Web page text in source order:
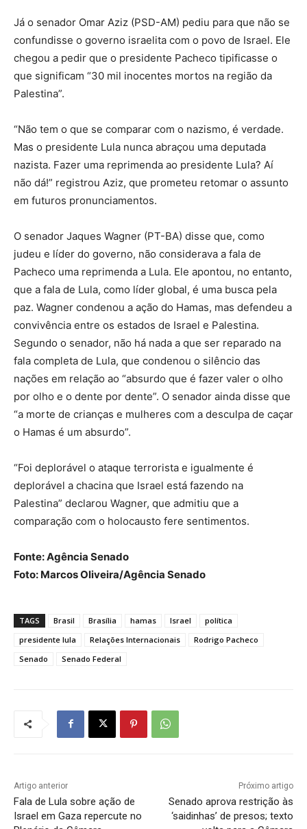
Já o senador Omar Aziz (PSD-AM) pediu para que não se
confundisse o governo israelita com o povo de Israel. Ele
chegou a pedir que o presidente Pacheco tipificasse o
que significam “30 mil inocentes mortos na região da
Palestina”.
“Não tem o que se comparar com o nazismo, é verdade.
Mas o presidente Lula nunca abraçou uma deputada
nazista. Fazer uma reprimenda ao presidente Lula? Aí
não dá!” registrou Aziz, que prometeu retomar o assunto
em futuros pronunciamentos.
O senador Jaques Wagner (PT-BA) disse que, como
judeu e líder do governo, não considerava a fala de
Pacheco uma reprimenda a Lula. Ele apontou, no entanto,
que a fala de Lula, como líder global, é uma busca pela
paz. Wagner condenou a ação do Hamas, mas defendeu a
convivência entre os estados de Israel e Palestina.
Segundo o senador, não há nada a que ser reparado na
fala completa de Lula, que condenou o silêncio das
nações em relação ao “absurdo que é fazer valer o olho
por olho e o dente por dente”. O senador ainda disse que
“a morte de crianças e mulheres com a desculpa de caçar
o Hamas é um absurdo”.
“Foi deplorável o ataque terrorista e igualmente é
deplorável a chacina que Israel está fazendo na
Palestina” declarou Wagner, que admitiu que a
comparação com o holocausto fere sentimentos.
Fonte: Agência Senado
Foto: Marcos Oliveira/Agência Senado
TAGS Brasil Brasília hamas Israel
política
presidente lula
Relações Internacionais
Rodrigo Pacheco
Senado
Senado Federal
Artigo anterior
Fala de Lula sobre ação de
Israel em Gaza repercute no
Próximo artigo
Senado aprova restrição às
‘saidinhas’ de presos; texto